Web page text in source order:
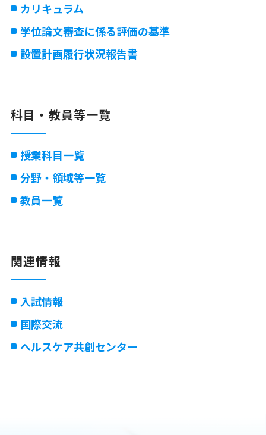
カリキュラム
学位論文審査に係る評価の基準
設置計画履行状況報告書
科目・教員等一覧
授業科目一覧
分野・領域等一覧
教員一覧
関連情報
入試情報
国際交流
ヘルスケア共創センター